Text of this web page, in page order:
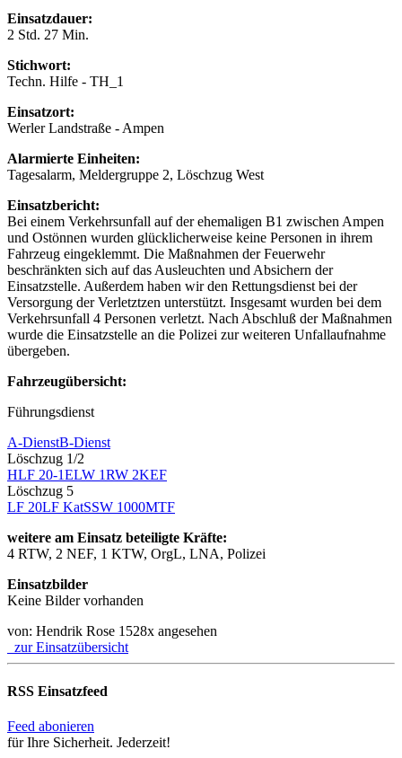
Einsatzdauer:
2 Std. 27 Min.
Stichwort:
Techn. Hilfe - TH_1
Einsatzort:
Werler Landstraße - Ampen
Alarmierte Einheiten:
Tagesalarm, Meldergruppe 2, Löschzug West
Einsatzbericht:
Bei einem Verkehrsunfall auf der ehemaligen B1 zwischen Ampen
und Ostönnen wurden glücklicherweise keine Personen in ihrem
Fahrzeug eingeklemmt. Die Maßnahmen der Feuerwehr
beschränkten sich auf das Ausleuchten und Absichern der
Einsatzstelle. Außerdem haben wir den Rettungsdienst bei der
Versorgung der Verletztzen unterstützt. Insgesamt wurden bei dem
Verkehrsunfall 4 Personen verletzt. Nach Abschluß der Maßnahmen
wurde die Einsatzstelle an die Polizei zur weiteren Unfallaufnahme
übergeben.
Fahrzeugübersicht:
Führungsdienst
A-DienstB-Dienst
Löschzug 1/2
HLF 20-1ELW 1RW 2KEF
Löschzug 5
LF 20LF KatSSW 1000MTF
weitere am Einsatz beteiligte Kräfte:
4 RTW, 2 NEF, 1 KTW, OrgL, LNA, Polizei
Einsatzbilder
Keine Bilder vorhanden
von: Hendrik Rose 1528x angesehen
zur Einsatzübersicht
RSS Einsatzfeed
Feed abonieren
für Ihre Sicherheit. Jederzeit!